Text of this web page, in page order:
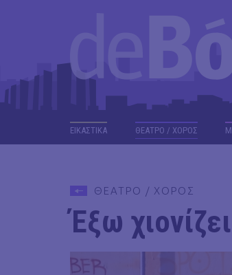
ΕΙΚΑΣΤΙΚΑ ΘΕΑΤΡΟ / ΧΟΡΟΣ
ΘΕΑΤΡΟ / ΧΟΡΟΣ
Έξω